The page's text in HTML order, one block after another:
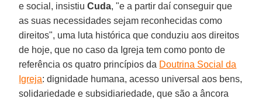
e social, insistiuCuda, "e a partir daí conseguir que
as suas necessidades sejam reconhecidas como
direitos", uma luta histórica que conduziu aos direitos
de hoje, que no caso da Igreja tem como ponto de
referência os quatro princípios da Doutrina Social da
Igreja: dignidade humana, acesso universal aos bens,
solidariedade e subsidiariedade, que são a âncora